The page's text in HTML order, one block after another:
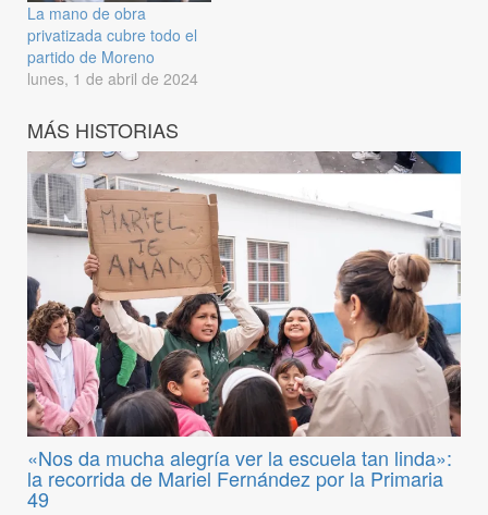
La mano de obra
privatizada cubre todo el
partido de Moreno
lunes, 1 de abril de 2024
MÁS HISTORIAS
«Nos da mucha alegría ver la escuela tan linda»:
la recorrida de Mariel Fernández por la Primaria
49